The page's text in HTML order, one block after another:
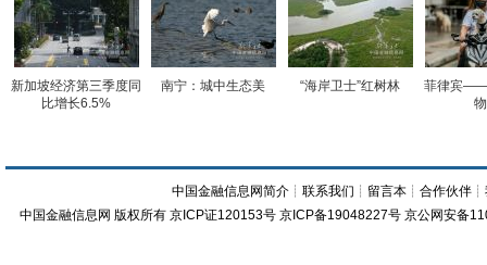
新加坡经济第三季度同
比增长6.5%
南宁：城中生态美 “海岸卫士”红树林
菲律宾
中国金融信息网简介 ┊联系我们 ┊ 留言本 ┊合作伙伴 ┊
中国金融信息网 版权所有 京ICP证120153号 京ICP备19048227号 京公网安备